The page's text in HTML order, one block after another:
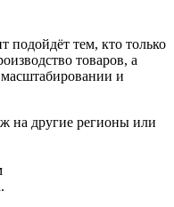
тем, кто только
товаров, а
и
на другие регионы или